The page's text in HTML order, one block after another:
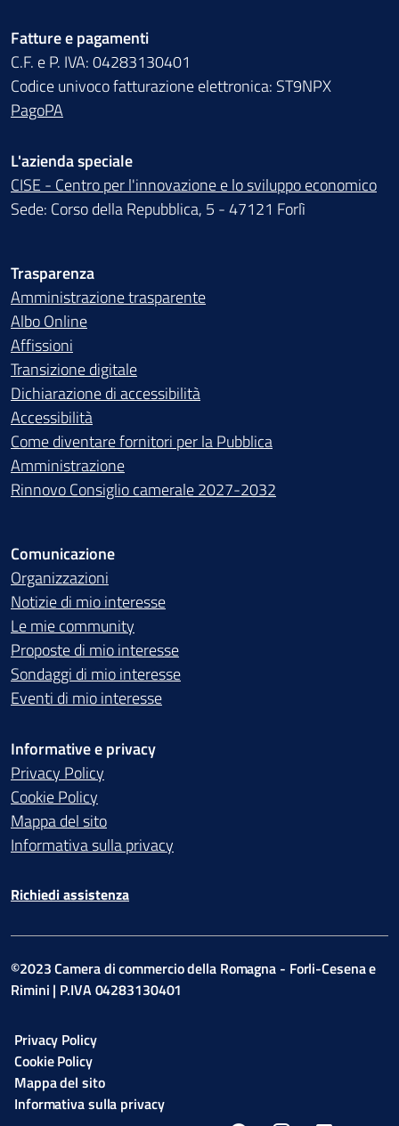
Fatture e pagamenti
C.F. e P. IVA: 04283130401
Codice univoco fatturazione elettronica: ST9NPX
PagoPA
L'azienda speciale
CISE - Centro per l'innovazione e lo sviluppo economico
Sede: Corso della Repubblica, 5 - 47121 Forlì
Trasparenza
Amministrazione trasparente
Albo Online
Affissioni
Transizione digitale
Dichiarazione di accessibilità
Accessibilità
Come diventare fornitori per la Pubblica
Amministrazione
Rinnovo Consiglio camerale 2027-2032
Comunicazione
Organizzazioni
Notizie di mio interesse
Le mie community
Proposte di mio interesse
Sondaggi di mio interesse
Eventi di mio interesse
Informative e privacy
Privacy Policy
Cookie Policy
Mappa del sito
Informativa sulla privacy
Richiedi assistenza
©2023 Camera di commercio della Romagna - Forli-Cesena e
Rimini | P.IVA 04283130401
Privacy Policy
Cookie Policy
Mappa del sito
Informativa sulla privacy